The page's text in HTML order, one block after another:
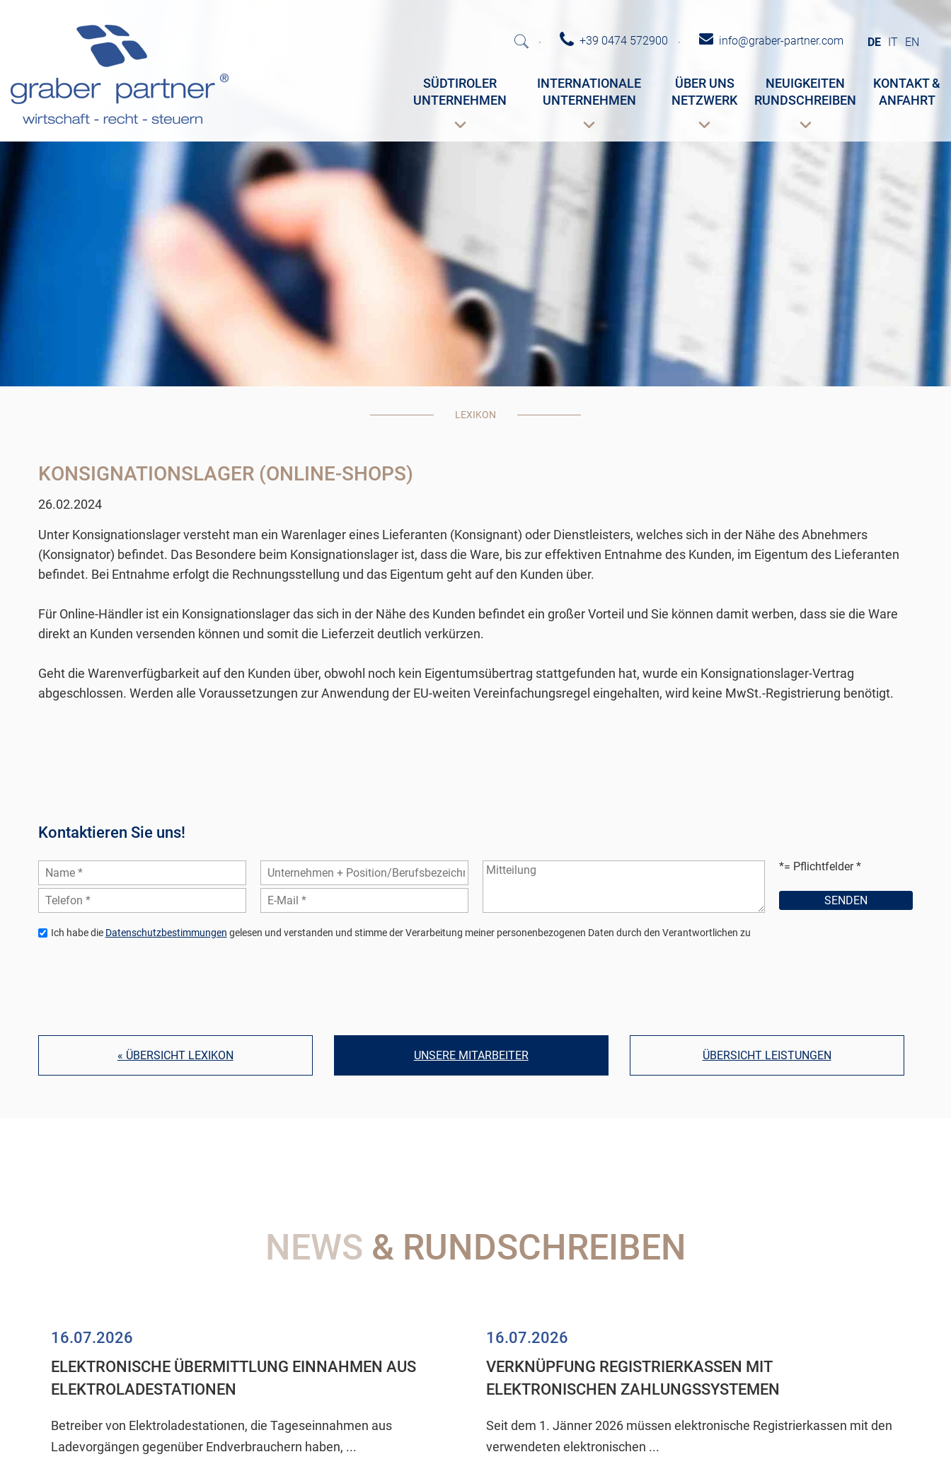
· +39 0474 572900 · info@graber-partner.com DE IT EN
SÜDTIROLER
UNTERNEHMEN
INTERNATIONALE
UNTERNEHMEN
ÜBER UNS
NETZWERK
NEUIGKEITEN
RUNDSCHREIBEN
KONTAKT &
ANFAHRT
LEXIKON
KONSIGNATIONSLAGER (ONLINE-SHOPS)
26.02.2024
Unter Konsignationslager versteht man ein Warenlager eines Lieferanten (Konsignant) oder Dienstleisters, welches sich in der Nähe des Abnehmers
(Konsignator) befindet. Das Besondere beim Konsignationslager ist, dass die Ware, bis zur effektiven Entnahme des Kunden, im Eigentum des Lieferanten
befindet. Bei Entnahme erfolgt die Rechnungsstellung und das Eigentum geht auf den Kunden über.
Für Online-Händler ist ein Konsignationslager das sich in der Nähe des Kunden befindet ein großer Vorteil und Sie können damit werben, dass sie die Ware
direkt an Kunden versenden können und somit die Lieferzeit deutlich verkürzen.
Geht die Warenverfügbarkeit auf den Kunden über, obwohl noch kein Eigentumsübertrag stattgefunden hat, wurde ein Konsignationslager-Vertrag
abgeschlossen. Werden alle Voraussetzungen zur Anwendung der EU-weiten Vereinfachungsregel eingehalten, wird keine MwSt.-Registrierung benötigt.
Kontaktieren Sie uns!
*= Pflichtfelder
Ich habe die Datenschutzbestimmungen gelesen und verstanden und stimme der Verarbeitung meiner personenbezogenen Daten durch den Verantwortlichen zu
« ÜBERSICHT LEXIKON UNSERE MITARBEITER ÜBERSICHT LEISTUNGEN
NEWS & RUNDSCHREIBEN
16.07.2026
ELEKTRONISCHE ÜBERMITTLUNG EINNAHMEN AUS
ELEKTROLADESTATIONEN
Betreiber von Elektroladestationen, die Tageseinnahmen aus
Ladevorgängen gegenüber Endverbrauchern haben, ...
16.07.2026
VERKNÜPFUNG REGISTRIERKASSEN MIT
ELEKTRONISCHEN ZAHLUNGSSYSTEMEN
Seit dem 1. Jänner 2026 müssen elektronische Registrierkassen mit den
verwendeten elektronischen ...